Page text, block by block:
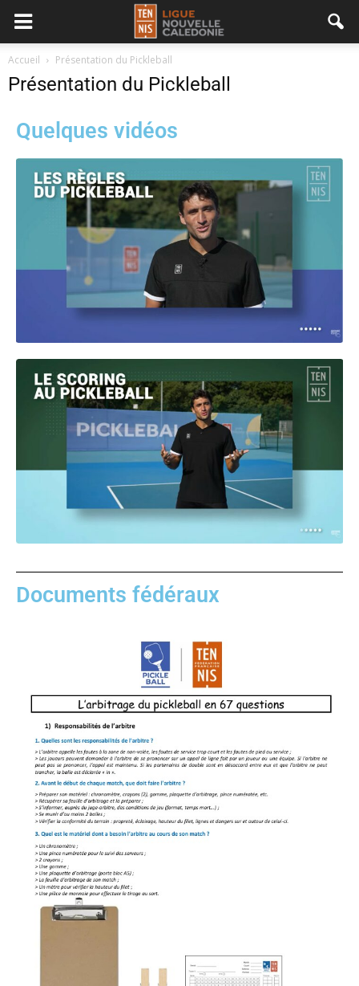
Accueil Présentation du Pickleball
Présentation du Pickleball
Quelques vidéos
Documents fédéraux